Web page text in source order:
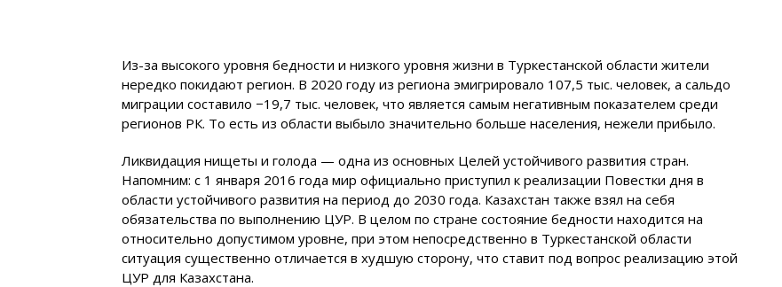
Из-за высокого уровня бедности и низкого уровня жизни в Туркестанской области жители
нередко покидают регион. В 2020 году из региона эмигрировало 107,5 тыс. человек, а сальдо
миграции составило −19,7 тыс. человек, что является самым негативным показателем среди
регионов РК. То есть из области выбыло значительно больше населения, нежели прибыло.
Ликвидация нищеты и голода — одна из основных Целей устойчивого развития стран.
Напомним: с 1 января 2016 года мир официально приступил к реализации Повестки дня в
области устойчивого развития на период до 2030 года. Казахстан также взял на себя
обязательства по выполнению ЦУР. В целом по стране состояние бедности находится на
относительно допустимом уровне, при этом непосредственно в Туркестанской области
ситуация существенно отличается в худшую сторону, что ставит под вопрос реализацию этой
ЦУР для Казахстана.